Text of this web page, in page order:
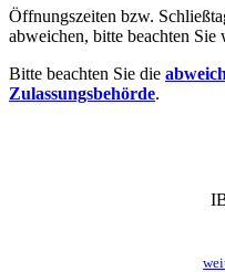
Öffnungszeiten bzw.
abweichen, bitte beachten Sie
Bitte beachten Sie die
Zulassungsbehörde.